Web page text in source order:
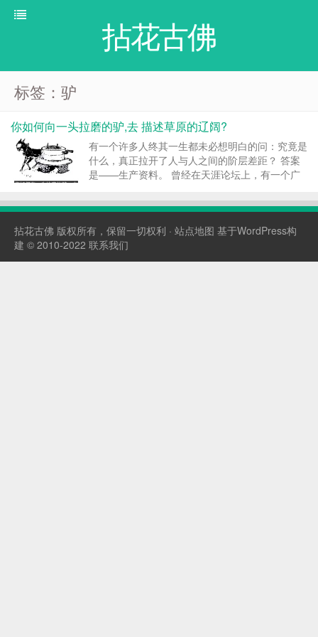
拈花古佛
标签：驴
你如何向一头拉磨的驴,去 描述草原的辽阔?
有一个许多人终其一生都未必想明白的问：究竟是
什么，真正拉开了人与人之间的阶层差距？ 答案
是——生产资料。 曾经在天涯论坛上，有一个广
料”讲得通透： “人啊，尤其是年轻人，一定要想办
让驴去拉磨，...
拈花古佛 版权所有，保留一切权利 · 站点地图 基于WordPress构
建 © 2010-2022 联系我们